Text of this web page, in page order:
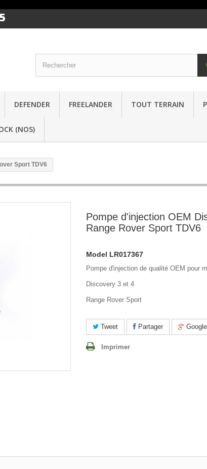
DEFENDER FREELANDER TOUT TERRAIN
(NOS)
Sport TDV6
Pompe d'injection OEM
Range Rover Sport TDV6
Model LR017367
Pompe d'injection de qualité OEM pour
Discovery 3 et 4
Range Rover Sport
Tweet Partager
Imprimer